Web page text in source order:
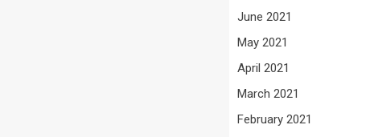
June 2021
May 2021
April 2021
March 2021
February 2021